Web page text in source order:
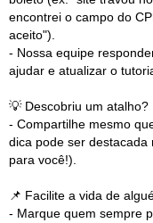
encontrei o campo do
aceito").
- Nossa equipe
ajudar e atualizar o
💡 Descobriu um atalho?
- Compartilhe mesmo
dica pode ser destacada
para você!).
📌 Facilite a vida de
- Marque quem sempre